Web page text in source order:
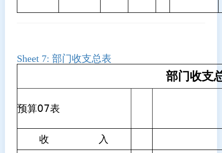
Sheet 7: 部门收支总表
部门收支
预算07表
收 入